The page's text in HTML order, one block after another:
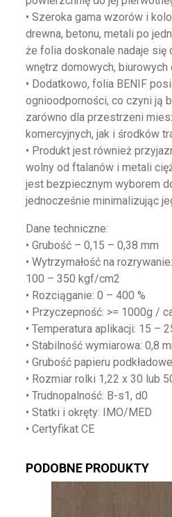
• Szeroka gama wzorów i
drewna, betonu, metali po
że folia doskonale nadaje się
wnętrz domowych, biurowych
• Dodatkowo, folia BENIF
ognioodporności, co czyni ją
zarówno dla przestrzeni
komercyjnych, jak i środków
• Produkt jest również
wolny od ftalanów i metali
jest bezpiecznym wyborem
jednocześnie minimalizując
Dane techniczne:
• Grubość – 0,15 – 0,38 mm
• Wytrzymałość na
100 – 350 kgf/cm2
• Rozciąganie: 0 – 400 %
• Przyczepność: >= 1000g /
• Temperatura aplikacji: 15 –
• Stabilność wymiarowa: 0,8
• Grubość papieru
• Rozmiar rolki 1,22 x 30 lub
• Trudnopalność: B-s1, d0
• Statki i okręty: IMO/MED
• Certyfikat CE
PODOBNE PRODUKTY